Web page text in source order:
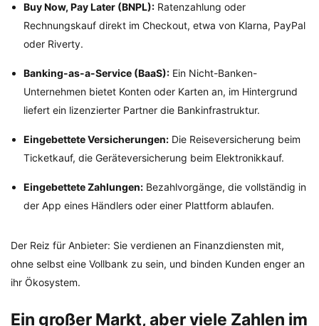
Buy Now, Pay Later (BNPL): Ratenzahlung oder
Rechnungskauf direkt im Checkout, etwa von Klarna, PayPal
oder Riverty.
Banking-as-a-Service (BaaS): Ein Nicht-Banken-
Unternehmen bietet Konten oder Karten an, im Hintergrund
liefert ein lizenzierter Partner die Bankinfrastruktur.
Eingebettete Versicherungen: Die Reiseversicherung beim
Ticketkauf, die Geräteversicherung beim Elektronikkauf.
Eingebettete Zahlungen: Bezahlvorgänge, die vollständig in
der App eines Händlers oder einer Plattform ablaufen.
Der Reiz für Anbieter: Sie verdienen an Finanzdiensten mit,
ohne selbst eine Vollbank zu sein, und binden Kunden enger an
ihr Ökosystem.
Ein großer Markt, aber viele Zahlen im